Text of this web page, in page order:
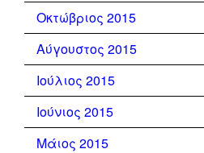
Οκτώβριος 2015
Αύγουστος 2015
Ιούλιος 2015
Ιούνιος 2015
Μάιος 2015